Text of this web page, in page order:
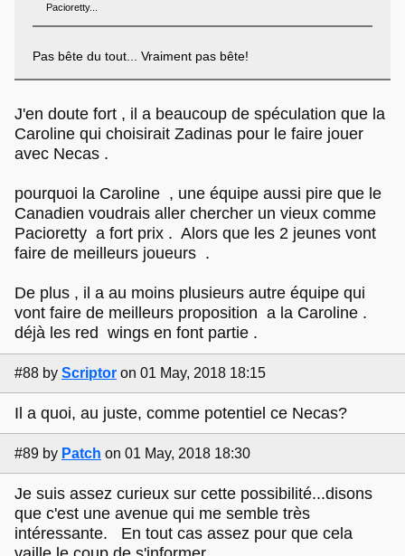
Pacioretty...
Pas bête du tout... Vraiment pas bête!
J'en doute fort , il a beaucoup de spéculation que la
Caroline qui choisirait Zadinas pour le faire jouer
avec Necas .
pourquoi la Caroline , une équipe aussi pire que le
Canadien voudrais aller chercher un vieux comme
Pacioretty a fort prix . Alors que les 2 jeunes vont
faire de meilleurs joueurs .
De plus , il a au moins plusieurs autre équipe qui
vont faire de meilleurs proposition a la Caroline .
déjà les red wings en font partie .
#88 by Scriptor on 01 May, 2018 18:15
Il a quoi, au juste, comme potentiel ce Necas?
#89 by Patch on 01 May, 2018 18:30
Je suis assez curieux sur cette possibilité...disons
que c'est une avenue qui me semble très
intéressante. En tout cas assez pour que cela